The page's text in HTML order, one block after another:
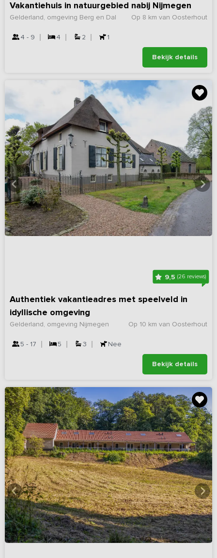
Vakantiehuis in natuurgebied nabij Nijmegen
Op 8 km van Oosterhout
Gelderland, omgeving Berg en Dal
4 - 9 4 2 1
Bekijk details
9,5 (26 reviews)
Authentiek vakantieadres met speelveld in
idyllische omgeving
Op 10 km van Oosterhout
Gelderland, omgeving Nijmegen
5 - 17 5 3 Nee
Bekijk details